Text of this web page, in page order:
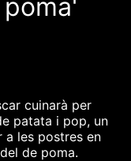
cuinarà per
patata i pop, un
a les postres en
de poma.